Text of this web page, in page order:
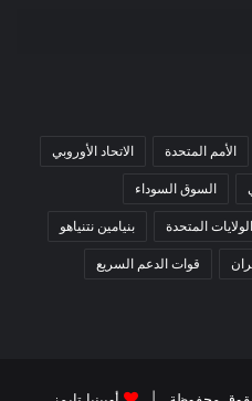
الأمم المتحدة الاتحاد الأوروبي
السوق السوداء
الولايات المتحدة بنيامين نتنياهو
قوات الدعم السريع